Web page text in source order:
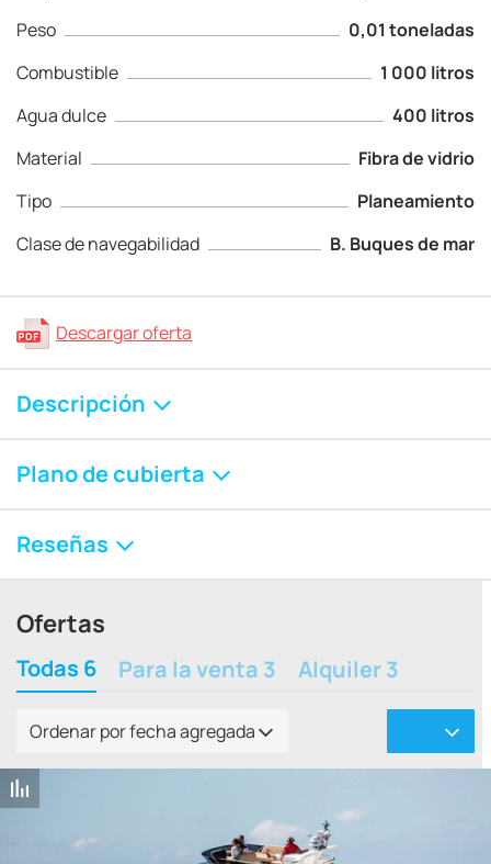
Peso
0,01 toneladas
Combustible
1 000 litros
Agua dulce
400 litros
Material
Fibra de vidrio
Tipo
Planeamiento
Clase de navegabilidad
B. Buques de mar
Descargar oferta
Descripción
Plano de cubierta
Reseñas
Ofertas
Todas 6 Para la venta 3 Alquiler 3
Ordenar por fecha agregada